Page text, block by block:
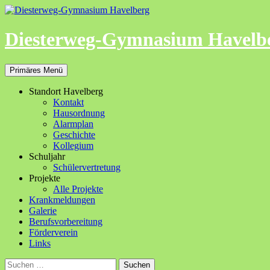
Zum
springen
Diesterweg-Gymnasium
Suchen
Primäres Menü
Standort Havelberg
Kontakt
Hausordnung
Alarmplan
Geschichte
Kollegium
Schuljahr
Schülervertretung
Projekte
Alle Projekte
Krankmeldungen
Galerie
Berufsvorbereitung
Förderverein
Links
Suchen